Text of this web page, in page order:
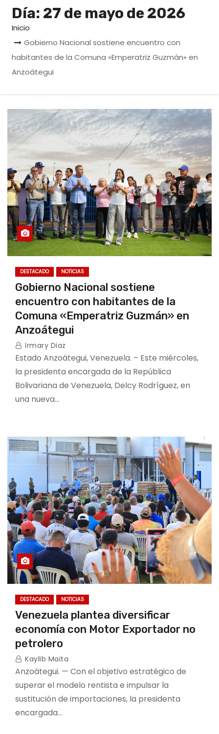
Día: 27 de mayo de 2026
Inicio
Gobierno Nacional sostiene encuentro con
habitantes de la Comuna «Emperatriz Guzmán» en
Anzoátegui
DESTACADO NOTICIAS
Gobierno Nacional sostiene
encuentro con habitantes de la
Comuna «Emperatriz Guzmán» en
Anzoátegui
Irmary Diaz
Estado Anzoátegui, Venezuela. – Este miércoles,
la presidenta encargada de la República
Bolivariana de Venezuela, Delcy Rodríguez, en
una nueva…
DESTACADO NOTICIAS
Venezuela plantea diversificar
economía con Motor Exportador no
petrolero
Kaylib Maita
Anzoátegui. — Con el objetivo estratégico de
superar el modelo rentista e impulsar la
sustitución de importaciones, la presidenta
encargada…